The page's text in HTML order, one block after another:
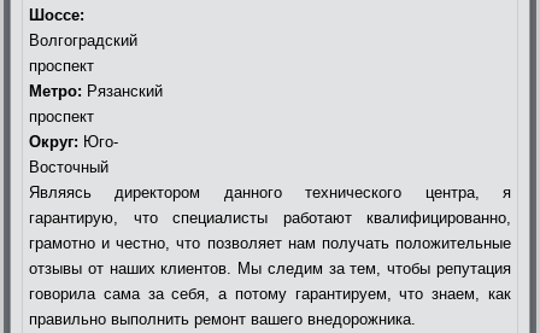
Шоссе:
Волгоградский
проспект
Метро: Рязанский
проспект
Округ: Юго-
Восточный
Являясь директором данного технического центра, я
гарантирую, что специалисты работают квалифицированно,
грамотно и честно, что позволяет нам получать положительные
отзывы от наших клиентов. Мы следим за тем, чтобы репутация
говорила сама за себя, а потому гарантируем, что знаем, как
правильно выполнить ремонт вашего внедорожника.